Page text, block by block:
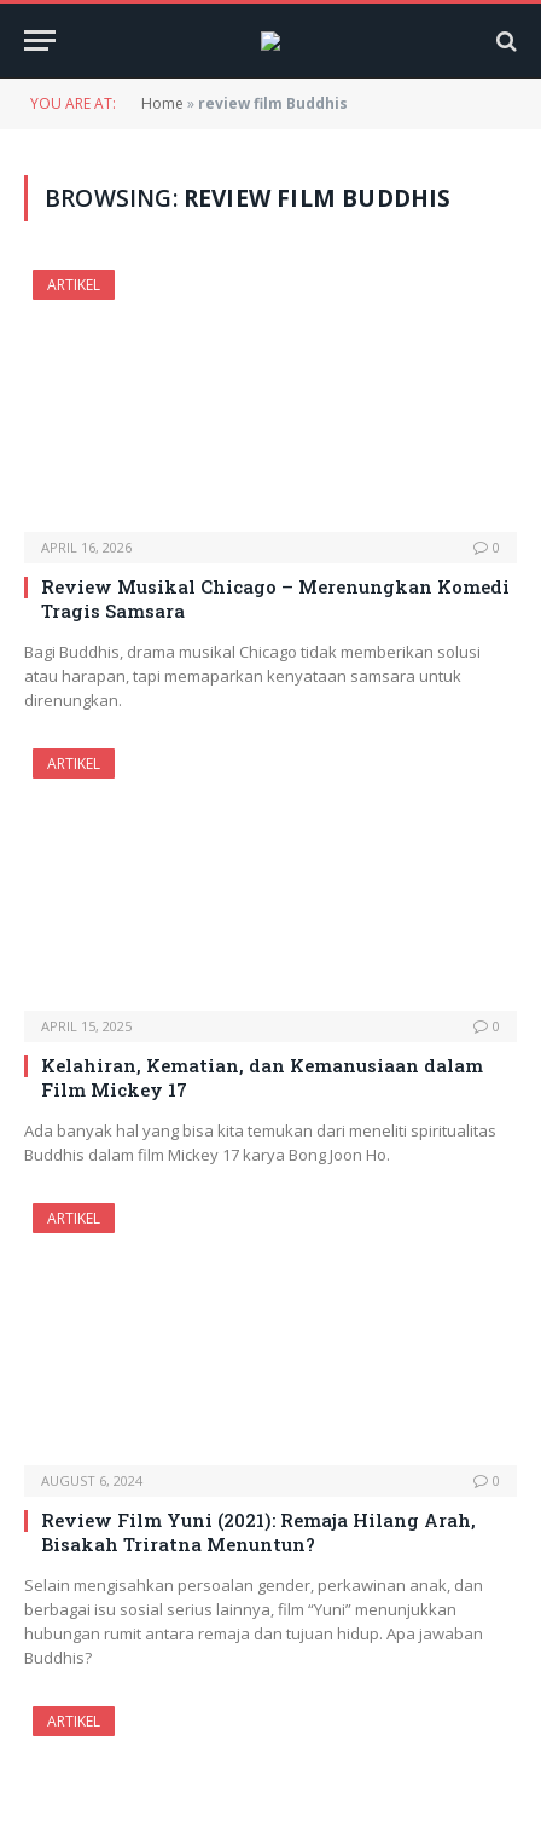
YOU ARE AT: Home » review film Buddhis
BROWSING: REVIEW FILM BUDDHIS
ARTIKEL
APRIL 16, 2026 0
Review Musikal Chicago – Merenungkan Komedi
Tragis Samsara
Bagi Buddhis, drama musikal Chicago tidak memberikan solusi
atau harapan, tapi memaparkan kenyataan samsara untuk
direnungkan.
ARTIKEL
APRIL 15, 2025 0
Kelahiran, Kematian, dan Kemanusiaan dalam
Film Mickey 17
Ada banyak hal yang bisa kita temukan dari meneliti spiritualitas
Buddhis dalam film Mickey 17 karya Bong Joon Ho.
ARTIKEL
AUGUST 6, 2024 0
Review Film Yuni (2021): Remaja Hilang Arah,
Bisakah Triratna Menuntun?
Selain mengisahkan persoalan gender, perkawinan anak, dan
berbagai isu sosial serius lainnya, film “Yuni” menunjukkan
hubungan rumit antara remaja dan tujuan hidup. Apa jawaban
Buddhis?
ARTIKEL